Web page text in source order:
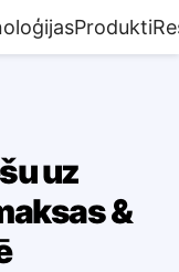
Produkti
uz
&